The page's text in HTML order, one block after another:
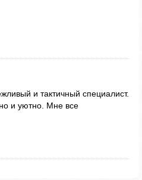
и тактичный специалист.
и уютно. Мне все